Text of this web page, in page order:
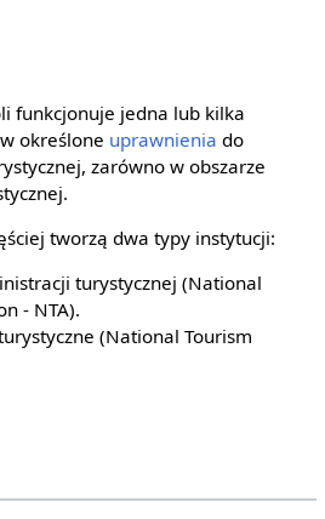
funkcjonuje jedna lub kilka
określone uprawnienia do
zarówno w obszarze
tworzą dwa typy instytucji:
turystycznej (National
- NTA).
(National Tourism